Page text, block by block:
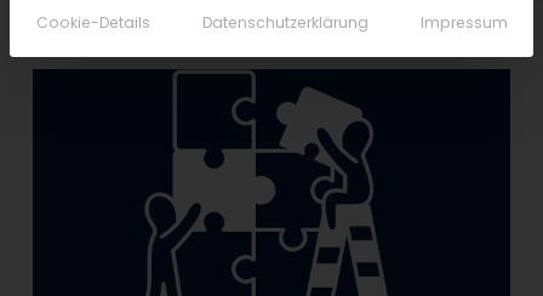
Cookie-Details Datenschutzerklärung Impressum